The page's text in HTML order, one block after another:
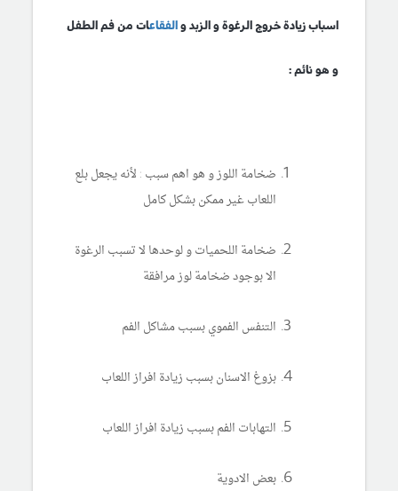
اسباب زيادة خروج الرغوة و الزبد و الفقاعات من فم الطفل
و هو نائم :
ضخامة اللوز و هو اهم سبب : لأنه يجعل بلع
اللعاب غير ممكن بشكل كامل
ضخامة اللحميات و لوحدها لا تسبب الرغوة
الا بوجود ضخامة لوز مرافقة
التنفس الفموي بسبب مشاكل الفم
بزوغ الاسنان بسبب زيادة افراز اللعاب
التهابات الفم بسبب زيادة افراز اللعاب
بعض الادوية